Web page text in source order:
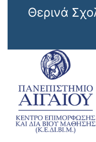
Παράκαμψη προς το
Θερινά